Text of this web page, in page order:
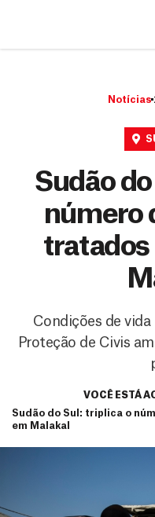
Notícias
Sudão
número
tratados
Condições de
Proteção de Civis
VOCÊ ESTÁ
Sudão do Sul: triplica o
em Malakal